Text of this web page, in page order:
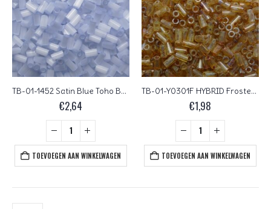
TB-01-1452 Satin Blue Toho Bugles 3 mm
€2,64
TOEVOEGEN AAN WINKELWAGEN
TB-01-Y0301F HYBRID Frosted Natural Picasso Toho Bugles 3 mm
€1,98
TOEVOEGEN AAN WINKELWAGEN